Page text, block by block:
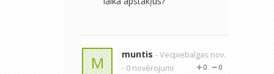
M muntis - Vecpiebalgas nov.
- 0 novērojumi
0
0